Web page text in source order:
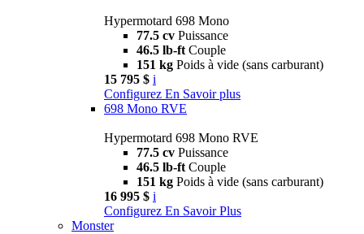
Hypermotard 698 Mono
77.5 cv Puissance
46.5 lb-ft Couple
151 kg Poids à vide (sans carburant)
15 795 $ i
Configurez En Savoir plus
698 Mono RVE
Hypermotard 698 Mono RVE
77.5 cv Puissance
46.5 lb-ft Couple
151 kg Poids à vide (sans carburant)
16 995 $ i
Configurez En Savoir Plus
Monster